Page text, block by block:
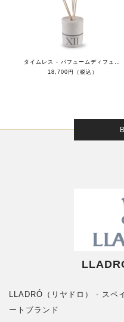
タイムレス - パフュームディフューザーXII - ムーンライト
18,700円（税込）
LLADRÓ（リヤドロ） - スペ
ートブランド